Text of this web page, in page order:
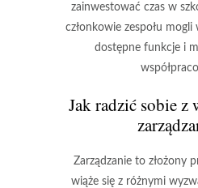
zainwestować czas w
członkowie zespołu
dostępne funkcje i
Jak radzić sobie z
Zarządzanie to złożony
wiąże się z różnymi